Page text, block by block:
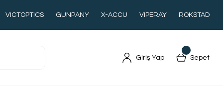
VICTOPTICS GUNPANY X-ACCU VIPERAY ROKSTAD
Giriş Yap Sepet